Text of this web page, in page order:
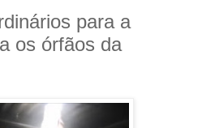
para a
os órfãos da